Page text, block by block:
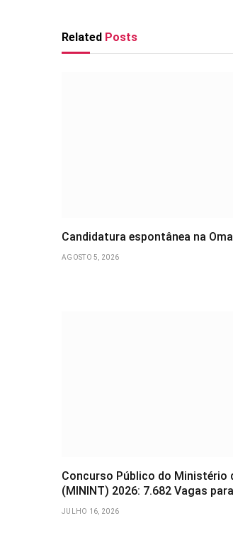
Related Posts
Candidatura espontânea na
AGOSTO 5, 2026
Concurso Público do Ministério
(MININT) 2026: 7.682 Vagas
JULHO 16, 2026